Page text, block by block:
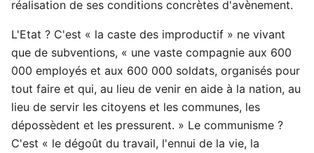
réalisation de ses conditions concrètes d'avènement.
L'Etat ? C'est « la caste des improductif » ne vivant
que de subventions, « une vaste compagnie aux 600
000 employés et aux 600 000 soldats, organisés pour
tout faire et qui, au lieu de venir en aide à la nation, au
lieu de servir les citoyens et les communes, les
dépossèdent et les pressurent. » Le communisme ?
C'est « le dégoût du travail, l'ennui de la vie, la